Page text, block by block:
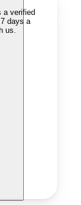
a verified
days a
us.